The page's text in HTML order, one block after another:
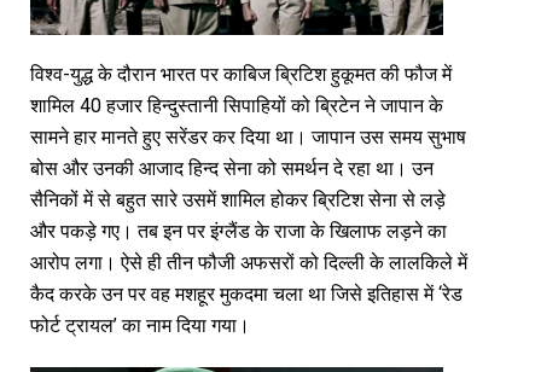
विश्व-युद्ध के दौरान भारत पर काबिज ब्रिटिश हुकूमत की फौज में
शामिल 40 हजार हिन्दुस्तानी सिपाहियों को ब्रिटेन ने जापान के
सामने हार मानते हुए सरेंडर कर दिया था। जापान उस समय सुभाष
बोस और उनकी आजाद हिन्द सेना को समर्थन दे रहा था। उन
सैनिकों में से बहुत सारे उसमें शामिल होकर ब्रिटिश सेना से लड़े
और पकड़े गए। तब इन पर इंग्लैंड के राजा के खिलाफ लड़ने का
आरोप लगा। ऐसे ही तीन फौजी अफसरों को दिल्ली के लालकिले में
कैद करके उन पर वह मशहूर मुकदमा चला था जिसे इतिहास में ‘रेड
फोर्ट ट्रायल’ का नाम दिया गया।